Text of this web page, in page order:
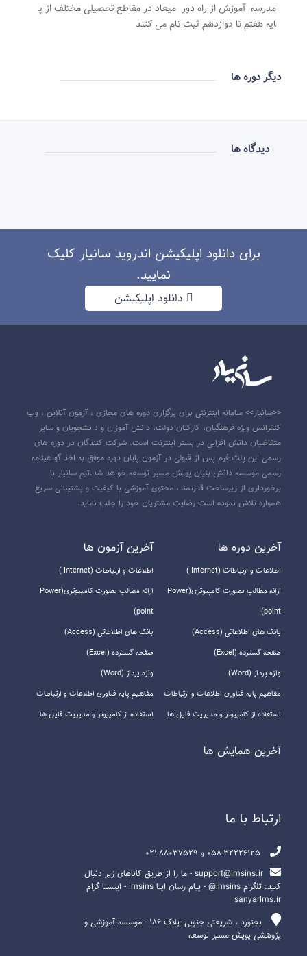
مدرسه آموزش از راه دور میعاد در مقاطع تحصیلی مختلف از پ
ایه هفتم تا دوازدهم ثبت نام می کنند
دیگر دوره ها
دیدگاه ها
برای دانلود اپلیکیشن اندروید سانیار کلیک
نمایید.
دانلود اپلیکیشن
<<سانیار>> سامانه اینترنتی برای برگزاری دوره های مجازی ، آزمون آنلاین ، وب
کنفرانس ویژه فرهنگیان، کارکنان دولت، دانش آموزان و دانشجویان و سایر
متقاضیان دانش افزایی در بستر اینترنت است. شرکت کنندگان در دوره های
رسمی این پلت فرم پس از قبولی در آزمون پایان دوره موفق به اخذ گواهینامه
رسمی موسسه دانش بنیان پویش مسیر توسعه خواهد شد.تیم سانیار با
برخورداری از زیرساخت قدرتمند، محتوی آموزشی با کیفیت و پشتیبانی سریع
همواره تلاش نموده است رضایت مشتریان خود را جلب نماید.
آخرين دوره ها
اطلاعات و ارتباطات (Internet )
ارائه مطالب بصورت کامپیوتری(Power
point)
بانک های اطلاعاتی (Access)
صفحه گسترده (Excel)
واژه پرداز (Word)
مفاهیم پایه فناوری اطلاعات و ارتباطات
استفاده از کامپیوتر و مدیریت فایل ها
آخرين آزمون ها
اطلاعات و ارتباطات (Internet )
ارائه مطالب بصورت کامپیوتری(Power
point)
بانک های اطلاعاتی (Access)
صفحه گسترده (Excel)
واژه پرداز (Word)
مفاهیم پایه فناوری اطلاعات و ارتباطات
استفاده از کامپیوتر و مدیریت فایل ها
آخرين همايش ها
ارتباط با ما
support@lmsins.ir - ما را از طریق کاناهای زیر دنبال
کنید: تلگرام lmsins@ - پیام رسان ایتا lmsins - اینستا گرام
sanyarlms.ir
بجنورد ، شریعتی جنوبی -پلاک ۱۸۶ - موسسه آموزشی و
پژوهشی پویش مسیر توسعه